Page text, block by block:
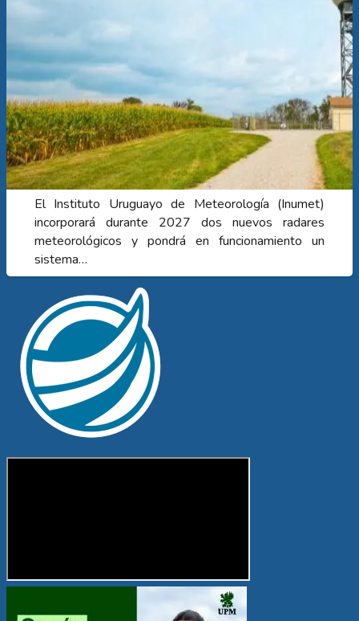
El Instituto Uruguayo de Meteorología (Inumet)
incorporará durante 2027 dos nuevos radares
meteorológicos y pondrá en funcionamiento un
sistema…